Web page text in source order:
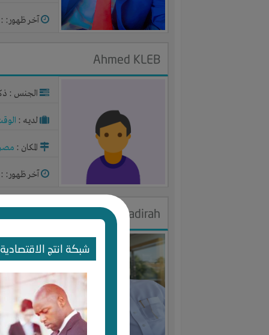
شبكة انتج الاقتصادية
آخر ظهور: : منذ
Ahmed KLEB
الجنس :
لديـه :
المكان :
آخر ظهور: : منذ
abdullah Alhadirah
الجنس :
لديـه :المال
المكان :
آخر ظهور: : منذ 3